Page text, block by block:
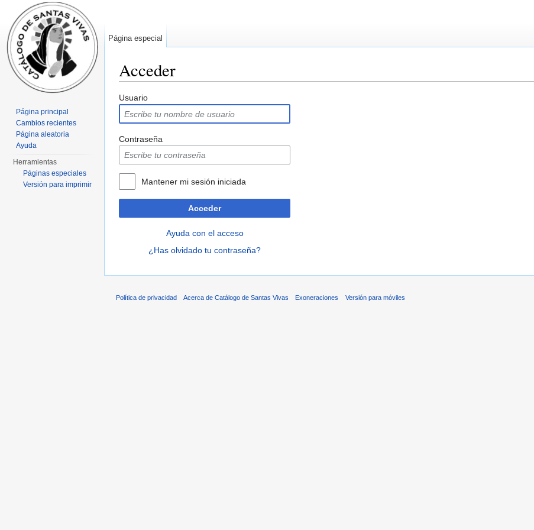
Acceder
Usuario
Contraseña
Mantener mi sesión iniciada
Acceder
Ayuda con el acceso
¿Has olvidado tu contraseña?
Página especial
Página principal
Cambios recientes
Página aleatoria
Ayuda
Herramientas
Páginas especiales
Versión para imprimir
Política de privacidad Acerca de Catálogo de Santas Vivas Exoneraciones Versión para móviles